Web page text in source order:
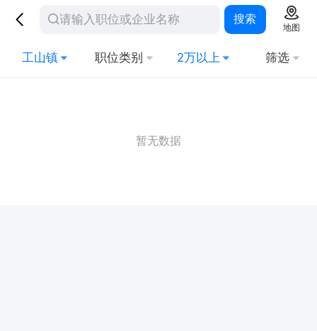
搜索
地图
工山镇 职位类别 2万以上 筛选
暂无数据